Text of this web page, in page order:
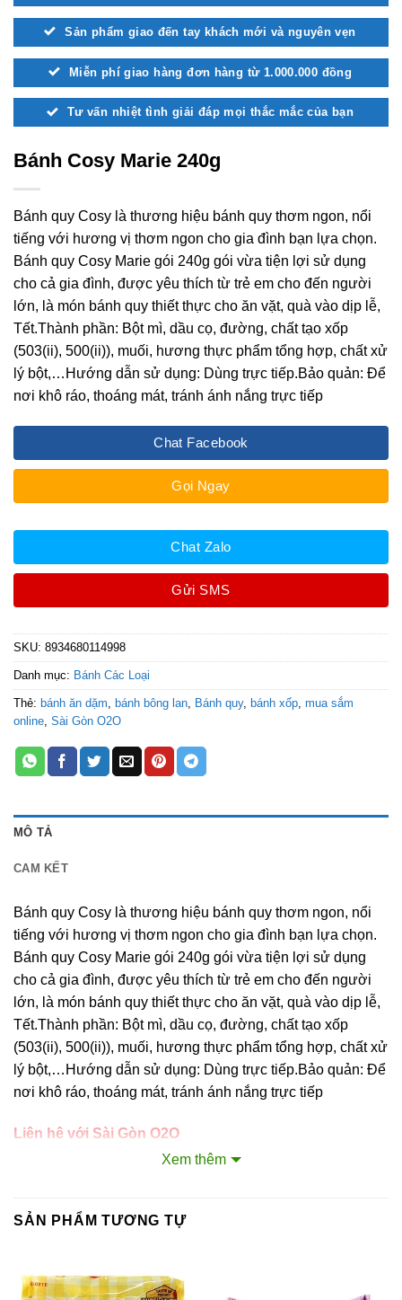
Sản phẩm giao đến tay khách mới và nguyên vẹn
Miễn phí giao hàng đơn hàng từ 1.000.000 đồng
Tư vấn nhiệt tình giải đáp mọi thắc mắc của bạn
Bánh Cosy Marie 240g
Bánh quy Cosy là thương hiệu bánh quy thơm ngon, nổi
tiếng với hương vị thơm ngon cho gia đình bạn lựa chọn.
Bánh quy Cosy Marie gói 240g gói vừa tiện lợi sử dụng
cho cả gia đình, được yêu thích từ trẻ em cho đến người
lớn, là món bánh quy thiết thực cho ăn vặt, quà vào dịp lễ,
Tết.Thành phần: Bột mì, dầu cọ, đường, chất tạo xốp
(503(ii), 500(ii)), muối, hương thực phẩm tổng hợp, chất xử
lý bột,…Hướng dẫn sử dụng: Dùng trực tiếp.Bảo quản: Để
nơi khô ráo, thoáng mát, tránh ánh nắng trực tiếp
Chat Facebook
Gọi Ngay
Chat Zalo
Gửi SMS
SKU: 8934680114998
Danh mục: Bánh Các Loại
Thẻ: bánh ăn dặm, bánh bông lan, Bánh quy, bánh xốp, mua sắm
online, Sài Gòn O2O
MÔ TẢ
CAM KẾT
Bánh quy Cosy là thương hiệu bánh quy thơm ngon, nổi
tiếng với hương vị thơm ngon cho gia đình bạn lựa chọn.
Bánh quy Cosy Marie gói 240g gói vừa tiện lợi sử dụng
cho cả gia đình, được yêu thích từ trẻ em cho đến người
lớn, là món bánh quy thiết thực cho ăn vặt, quà vào dịp lễ,
Tết.Thành phần: Bột mì, dầu cọ, đường, chất tạo xốp
(503(ii), 500(ii)), muối, hương thực phẩm tổng hợp, chất xử
lý bột,…Hướng dẫn sử dụng: Dùng trực tiếp.Bảo quản: Để
nơi khô ráo, thoáng mát, tránh ánh nắng trực tiếp
Liên hệ với Sài Gòn O2O
Trang Fanpage Sài Gòn O2O
Kim Sài Gòn phân phối băng keo
Tư vấn đầu tư chứng khoán
Dịch Vụ Đăng Ký Kinh Doanh
Xem thêm
SẢN PHẨM TƯƠNG TỰ